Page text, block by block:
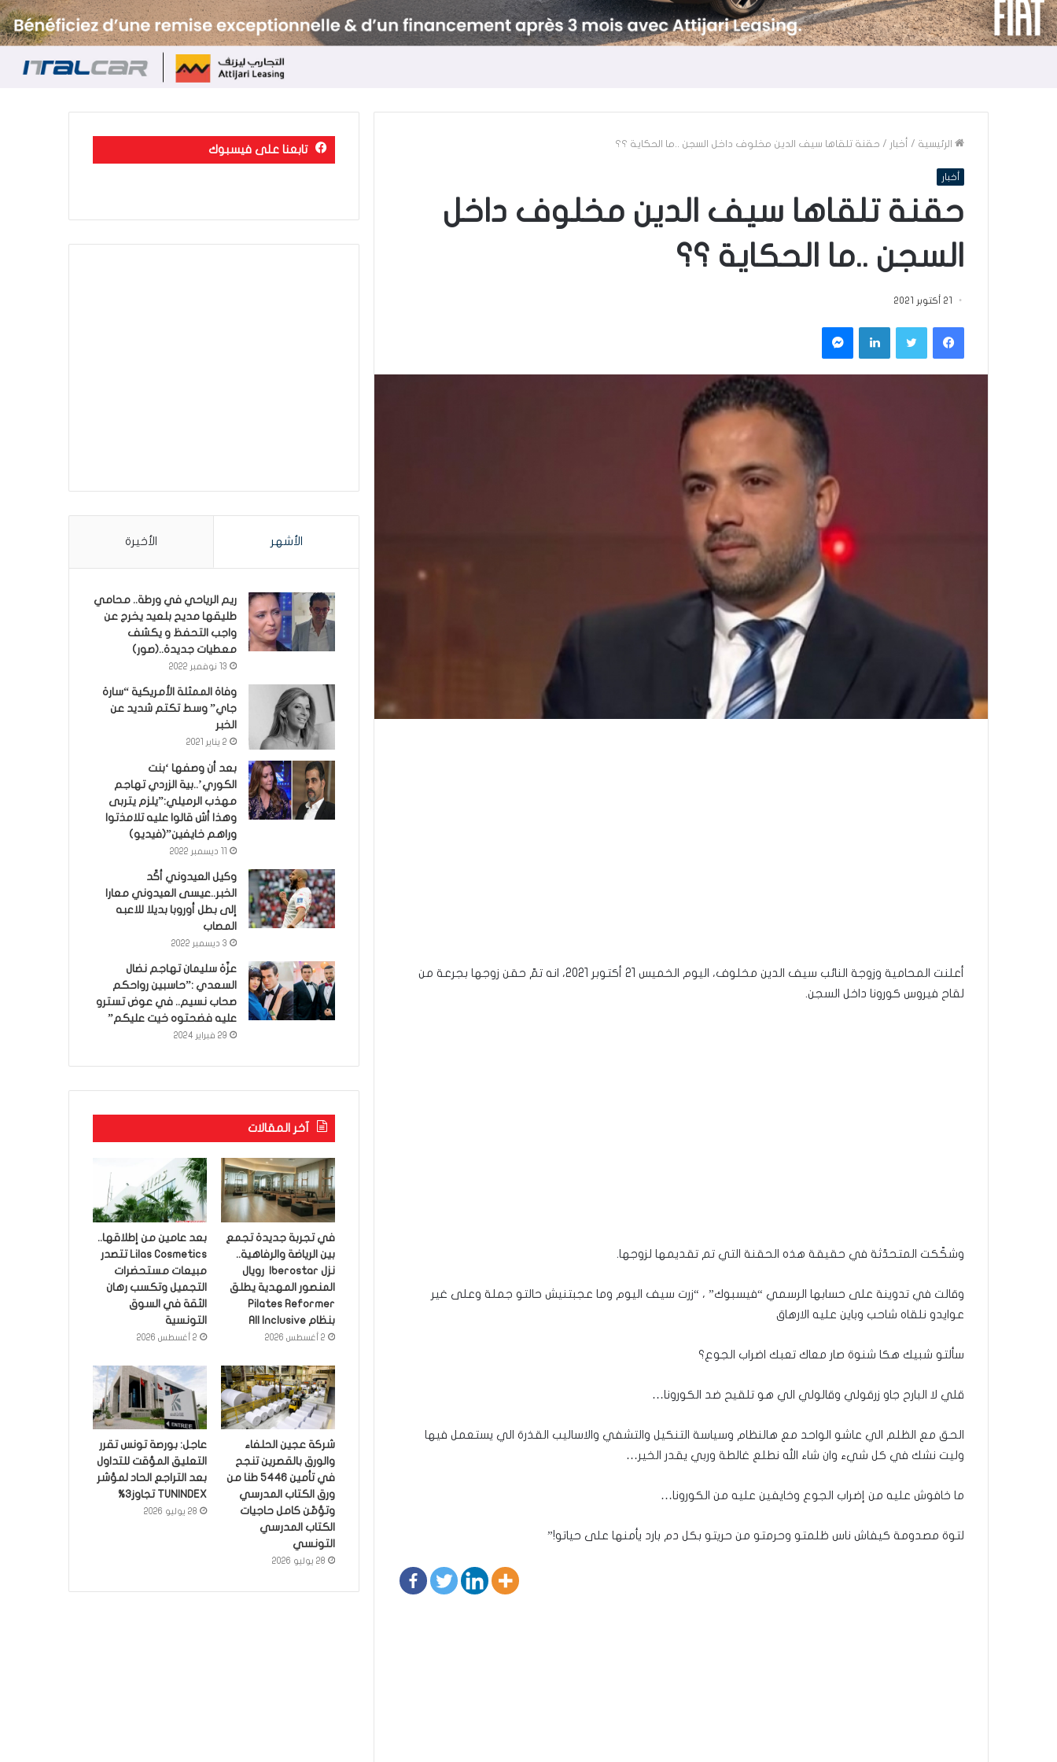
الرئيسية / أخبار / حقنة تلقاها سيف الدين مخلوف داخل السجن ..ما الحكاية ؟؟
أخبار
حقنة تلقاها سيف الدين مخلوف داخل
السجن ..ما الحكاية ؟؟
21 أكتوبر 2021
فيسبوكتويتر لينكدإن ماسنجر
أعلنت المحامية وزوجة النائب سيف الدين مخلوف، اليوم الخميس 21 أكتوبر 2021، انه تمّ حقن زوجها بجرعة من
لقاح فيروس كورونا داخل السجن.
وشكّكت المتحدّثة في حقيقة هذه الحقنة التي تم تقديمها لزوجها.
وقالت في تدوينة على حسابها الرسمي “فيسبوك” ، “زرت سيف اليوم وما عجبتنيش حالتو جملة وعلى غير
عوايدو نلقاه شاحب وباين عليه الارهاق
سألتو شبيك هكا شنوة صار معاك تعبك اضراب الجوع؟
قلي لا البارح جاو زرقولي وقالولي الي هو تلقيح ضد الكورونا…
الحق مع الظلم الي عاشو الواحد مع هالنظام وسياسة التنكيل والتشفي والاساليب القذرة الي يستعمل فيها
وليت نشك في كل شيء وان شاء الله نطلع غالطة وربي يقدر الخير…
ما خافوش عليه من إضراب الجوع وخايفين عليه من الكورونا…
لتوة مصدومة كيفاش ناس ظلمتو وحرمتو من حريتو بكل دم بارد يأمنها على حياتو!”
تابعنا على فيسبوك
الأشهر الأخيرة
ريم الرياحي في ورطة.. محامي
طليقها مديح بلعيد يخرج عن
واجب التحفظ و يكشف
معطيات جديدة..(صور)
13 نوفمبر 2022
وفاة الممثلة الأمريكية “سارة
جاي” وسط تكتم شديد عن
الخبر
2 يناير 2021
بعد أن وصفها ‘بنت
الكوري’..بية الزردي تهاجم
مهذب الرميلي:”يلزم يتربى
وهذا أش قالوا عليه تلامذتوا
وراهم خايفين”(فيديو)
وكيل العيدوني أكّد
الخبر..عيسى العيدوني معارا
إلى بطل أوروبا بديلا للاعبه
المصاب
3 ديسمبر 2022
عزّة سليمان تهاجم نضال
السعدي :”حاسبين رواحكم
صحاب نسيم.. في عوض تسترو
عليه فضحتوه خيت عليكم”
29 فبراير 2024
آخر المقالات
في تجربة جديدة تجمع
بين الرياضة والرفاهية..
نزل Iberostar رويال
المنصور المهدية يطلق
Pilates Reformer
بنظام All Inclusive
2 أغسطس 2026
بعد عامين من إطلاقها..
Lilas Cosmetics تتصدر
مبيعات مستحضرات
التجميل وتكسب رهان
الثقة في السوق
التونسية
2 أغسطس 2026
شركة عجين الحلفاء
والورق بالقصرين تنجح
في تأمين 5446 طنا من
ورق الكتاب المدرسي
وتؤمّن كامل حاجيات
الكتاب المدرسي
التونسي
28 يوليو 2026
عاجل: بورصة تونس تقرر
التعليق المؤقت للتداول
بعد التراجع الحاد لمؤشر
TUNINDEX تجاوز3%
28 يوليو 2026